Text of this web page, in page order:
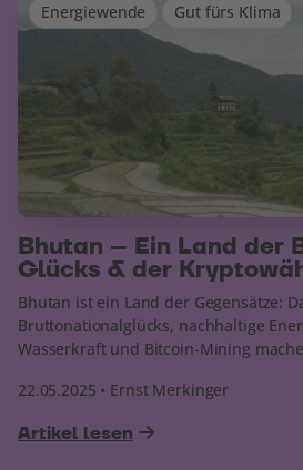
Bhutan – Ein Land der
Glücks & der
Bhutan ist ein Land der Gegensätze:
Bruttonationalglücks, nachhaltige
Wasserkraft und Bitcoin-Mining
22.05.2025 • Ernst Merkinger
Artikel lesen
Energiewende Gut fürs Klima